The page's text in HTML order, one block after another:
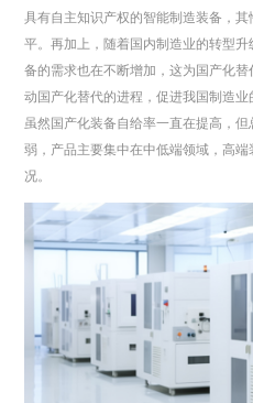
具有自主知识产权的智能制造装备，
平。再加上，随着国内制造业的转型
备的需求也在不断增加，这为国产化
动国产化替代的进程，促进我国制造业
虽然国产化装备自给率一直在提高，
弱，产品主要集中在中低端领域，高
况。